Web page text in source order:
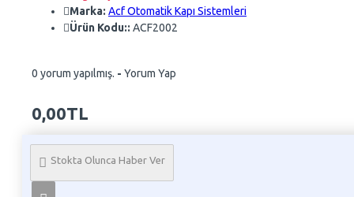
Marka: Acf Otomatik Kapı Sistemleri
Ürün Kodu:: ACF2002
0 yorum yapılmış. - Yorum Yap
0,00TL
Stokta Olunca Haber Ver
Telefon İle Sipariş